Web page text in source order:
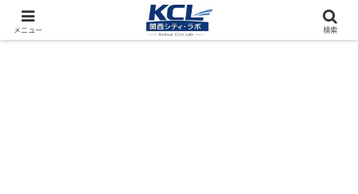
都市再開発をフィールド調査（累計アクセス数4000万PV）
メニュー 検索